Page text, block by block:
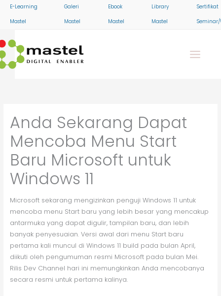
SkipE-Learning
Mastel
Galeri
Mastel
Ebook
Mastel
Library
Mastel
Sertifikat
Anda Sekarang Dapat
Mencoba Menu Start
Baru Microsoft untuk
Windows 11
Microsoft sekarang mengizinkan penguji Windows 11 untuk
mencoba menu Start baru yang lebih besar yang mencakup
antarmuka yang dapat digulir, tampilan baru, dan lebih
banyak penyesuaian. Versi awal dari menu Start baru
pertama kali muncul di Windows 11 build pada bulan April,
diikuti oleh pengumuman resmi Microsoft pada bulan Mei.
Rilis Dev Channel hari ini memungkinkan Anda mencobanya
secara resmi untuk pertama kalinya.